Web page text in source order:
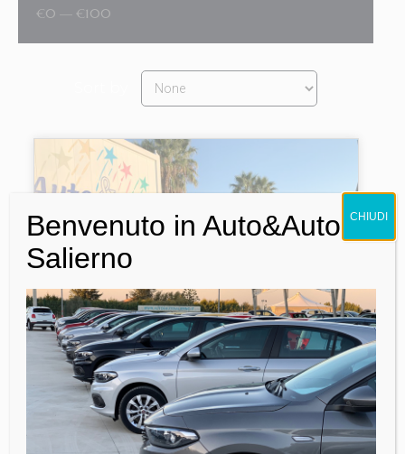
€0 — €100
FIAT 500X 1.4 M.Air 140cv DCT
Lounge GUIDA A DX
Benvenuto in Auto&Auto
Salierno
CHIUDI